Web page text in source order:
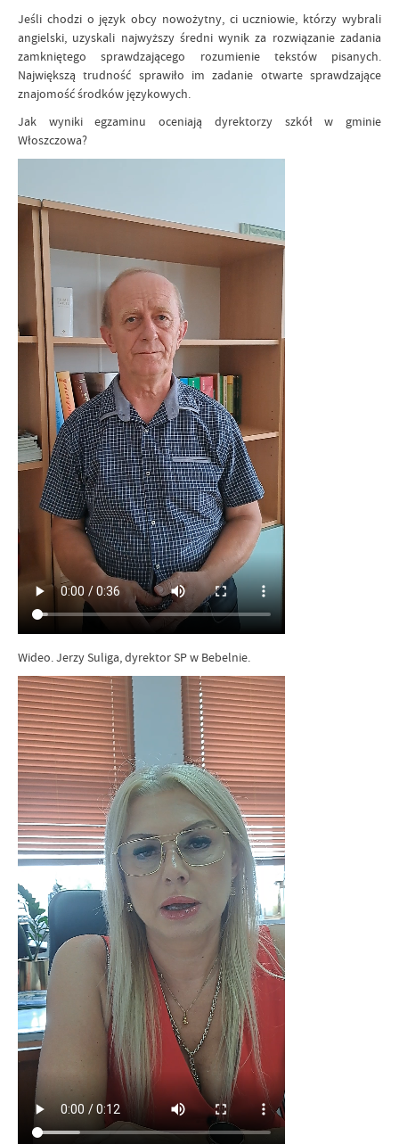
Jeśli chodzi o język obcy nowożytny, ci uczniowie, którzy wybrali
angielski, uzyskali najwyższy średni wynik za rozwiązanie zadania
zamkniętego sprawdzającego rozumienie tekstów pisanych.
Największą trudność sprawiło im zadanie otwarte sprawdzające
znajomość środków językowych.
Jak wyniki egzaminu oceniają dyrektorzy szkół w gminie
Włoszczowa?
Wideo. Jerzy Suliga, dyrektor SP w Bebelnie.